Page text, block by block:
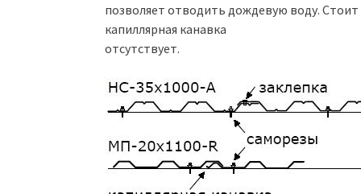
позволяет отводить дождевую воду.
капиллярная канавка
отсутствует.